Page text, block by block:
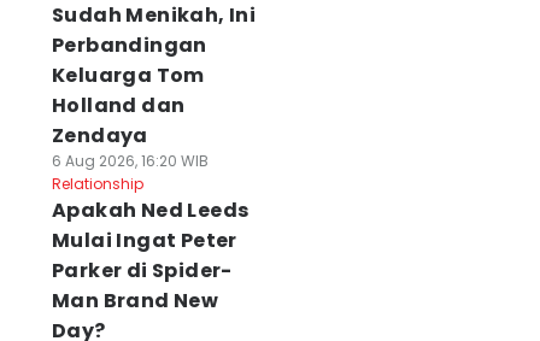
Sudah Menikah, Ini
Perbandingan
Keluarga Tom
Holland dan
Zendaya
6 Aug 2026, 16:20 WIB
Relationship
Apakah Ned Leeds
Mulai Ingat Peter
Parker di Spider-
Man Brand New
Day?